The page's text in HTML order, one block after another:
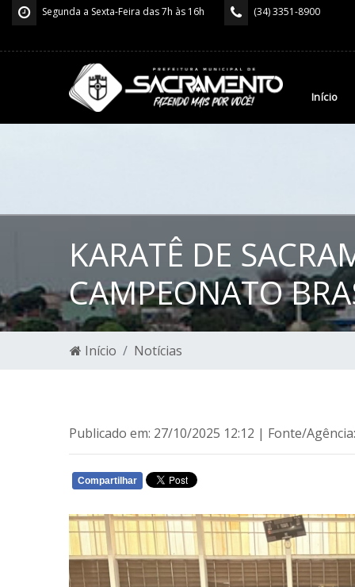
Segunda a Sexta-Feira das 7h às 16h (34) 3351-8900
Início
KARATÊ DE
CAMPEONATO
Início Notícias
Publicado em: 27/10/2025 12:12 | Fonte/
Compartilhar